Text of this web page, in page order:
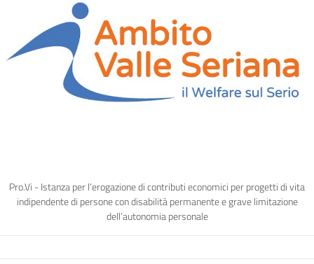
Pro.Vi - Istanza per l’erogazione di contributi economici per progetti di vita
indipendente di persone con disabilità permanente e grave limitazione
dell’autonomia personale